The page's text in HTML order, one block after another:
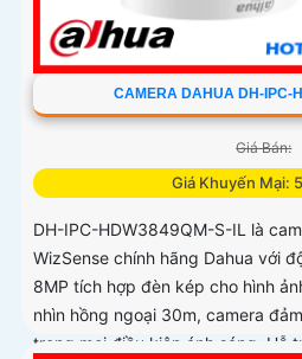
CAMERA DAHUA DH-IPC-
Giá Bán:
Giá Khuyến Mại:
DH-IPC-HDW3849QM-S-IL là
WizSense chính hãng Dahua với
8MP tích hợp đèn kép cho hình
nhìn hồng ngoại 30m, camera
trong mọi điều kiện ánh sáng. Hỗ